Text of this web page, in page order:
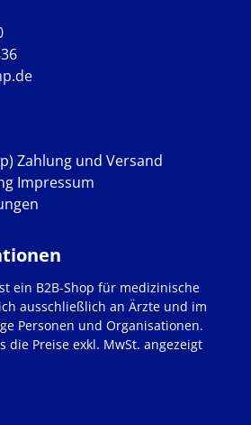
Zahlung und Versand
Impressum
ein B2B-Shop für medizinische
ausschließlich an Ärzte und im
Personen und Organisationen.
die Preise exkl. MwSt. angezeigt